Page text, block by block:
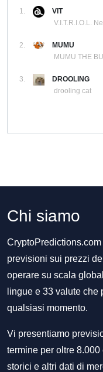
1.
VIT
V.I.T.R.I.O.L.
2.
MUMU
MUMU THE
3.
DROOLING
drooling cat
Chi siamo
previsioni sui prezzi
operare su scala
lingue e 33 valute
qualsiasi momento.
Vi presentiamo
termine per oltre
storici e altri dati di